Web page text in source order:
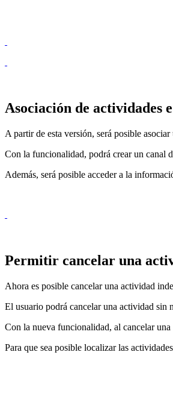
Asociación de actividades
A partir de esta versión, será posible
Con la funcionalidad, podrá crear un canal
Además, será posible acceder a la
Permitir cancelar una
Ahora es posible cancelar una actividad
El usuario podrá cancelar una actividad sin
Con la nueva funcionalidad, al cancelar
Para que sea posible localizar las